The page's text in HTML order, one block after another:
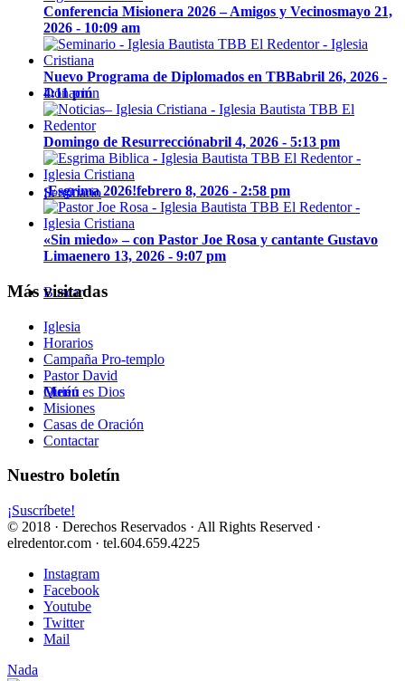
Donación
Seminario
Buscar
Menú
Conferencia Misionera 2026 – Amigos y Vecinosmayo 21,
2026 - 10:09 am
Nuevo Programa de Diplomados en TBBabril 26, 2026 -
4:11 pm
Domingo de Resurrecciónabril 4, 2026 - 5:13 pm
¡Esgrima 2026!febrero 8, 2026 - 2:58 pm
«Sin miedo» – con Pastor Joe Rosa y cantante Gustavo
Limaenero 13, 2026 - 9:07 pm
Más visitadas
Iglesia
Horarios
Campaña Pro-templo
Pastor David
Quién es Dios
Misiones
Casas de Oración
Contactar
Nuestro boletín
¡Suscríbete!
© 2018 · Derechos Reservados · All Rights Reserved ·
elredentor.com · tel.604.659.4225
Instagram
Facebook
Youtube
Twitter
Mail
Nada